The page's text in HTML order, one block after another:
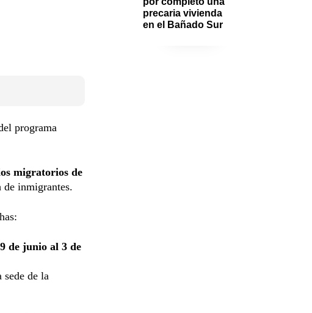
precaria vivienda
en el Bañado Sur
programa
migratorios de
de inmigrantes.
de junio al 3 de
sede de la